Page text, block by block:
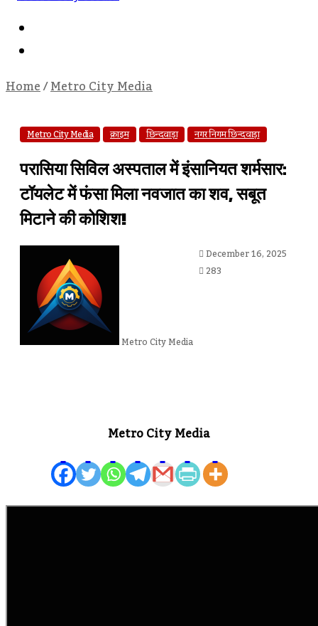
Home/Metro City Media
Metro City Media क्राइम छिन्दवाड़ा नगर निगम छिन्दवाड़ा
परासिया सिविल अस्पताल में इंसानियत शर्मसार:
टॉयलेट में फंसा मिला नवजात का शव, सबूत
मिटाने की कोशिश!
Metro City Media
Send
An
December 16, 2025
283
Metro City Media